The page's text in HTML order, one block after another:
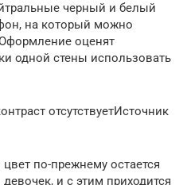
черный и белый
на который можно
оценят
одной стены использовать
отсутствуетИсточник
по-прежнему остается
и с этим приходится